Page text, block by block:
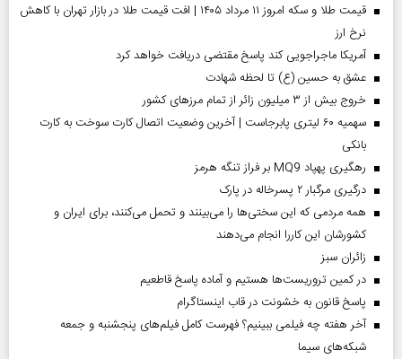
قیمت طلا و سکه امروز ۱۱ مرداد ۱۴۰۵ | افت قیمت طلا در بازار تهران با کاهش
نرخ ارز
آمریکا ماجراجویی کند پاسخ مقتضی دریافت خواهد کرد
عشق به حسین (ع) تا لحظه شهادت
خروج بیش از ۳ میلیون زائر از تمام مرز‌های کشور
سهمیه ۶۰ لیتری پابرجاست | آخرین وضعیت اتصال کارت سوخت به کارت
بانکی
رهگیری پهپاد MQ9 بر فراز تنگه هرمز
درگیری مرگبار ۲ پسرخاله در پارک
همه مردمی که این سختی‌ها را می‌بینند و تحمل می‌کنند، برای ایران و
کشورشان این کاررا انجام می‌دهند
‌زائران سبز
در کمین تروریست‌ها هستیم و آماده پاسخ قاطعیم
پاسخ قانون به خشونت در قاب اینستاگرام
آخر هفته چه فیلمی ببینیم؟ فهرست کامل فیلم‌های پنجشنبه و جمعه
شبکه‌های سیما